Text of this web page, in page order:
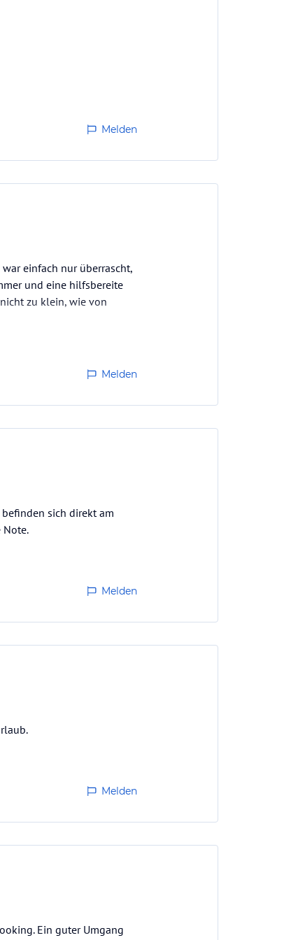
Melden
einfach nur überrascht,
und eine hilfsbereite
zu klein, wie von
Melden
sich direkt am
Note.
Melden
Melden
Ein guter Umgang